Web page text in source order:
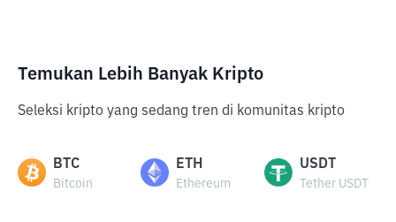
Temukan Lebih Banyak Kripto
Seleksi kripto yang sedang tren di komunitas kripto
BTC
Bitcoin
ETH
Ethereum
USDT
Tether USDT